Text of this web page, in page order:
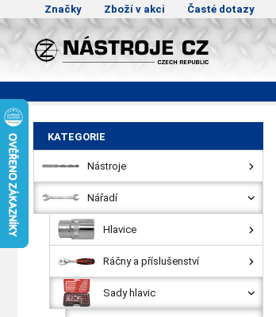
Značky Zboží v akci Časté dotazy
KATEGORIE
Nástroje
Nářadí
Hlavice
Ráčny a příslušenství
Sady hlavic